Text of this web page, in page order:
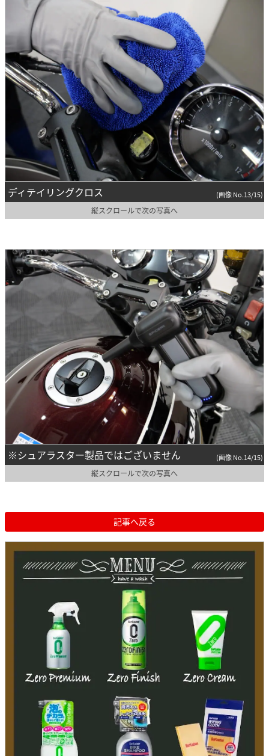
ディテイリングクロス (画像 No.13/15)
縦スクロールで次の写真へ
※シュアラスター製品ではございません (画像 No.14/15)
縦スクロールで次の写真へ
記事へ戻る